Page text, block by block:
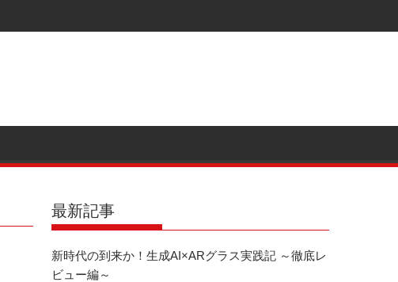
最新記事
新時代の到来か！生成AI×ARグラス実践記 ～徹底レ
ビュー編～